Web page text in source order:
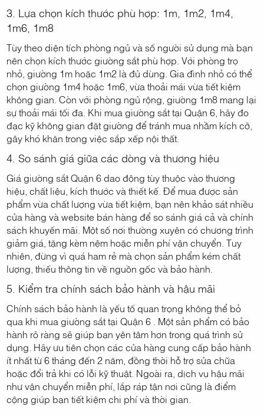
3. Lựa chọn kích thước phù hợp: 1m, 1m2, 1m4,
1m6, 1m8
Tùy theo diện tích phòng ngủ và số người sử dụng mà bạn
nên chọn kích thước giường sắt phù hợp. Với phòng trọ
nhỏ, giường 1m hoặc 1m2 là đủ dùng. Gia đình nhỏ có thể
chọn giường 1m4 hoặc 1m6, vừa thoải mái vừa tiết kiệm
không gian. Còn với phòng ngủ rộng, giường 1m8 mang lại
sự thoải mái tối đa. Khi mua giường sắt tại Quận 6, hãy đo
đạc kỹ không gian đặt giường để tránh mua nhầm kích cỡ,
gây khó khăn trong việc sắp xếp nội thất.
4. So sánh giá giữa các dòng và thương hiệu
Giá giường sắt Quận 6 dao động tùy thuộc vào thương
hiệu, chất liệu, kích thước và thiết kế. Để mua được sản
phẩm vừa chất lượng vừa tiết kiệm, bạn nên khảo sát nhiều
cửa hàng và website bán hàng để so sánh giá cả và chính
sách khuyến mãi. Một số nơi thường xuyên có chương trình
giảm giá, tặng kèm nệm hoặc miễn phí vận chuyển. Tuy
nhiên, đừng vì quá ham rẻ mà chọn sản phẩm kém chất
lượng, thiếu thông tin về nguồn gốc và bảo hành.
5. Kiểm tra chính sách bảo hành và hậu mãi
Chính sách bảo hành là yếu tố quan trọng không thể bỏ
qua khi mua giường sắt tại Quận 6 . Một sản phẩm có bảo
hành rõ ràng sẽ giúp bạn yên tâm hơn trong quá trình sử
dụng. Hãy ưu tiên chọn các cửa hàng cung cấp bảo hành
ít nhất từ 6 tháng đến 2 năm, đồng thời hỗ trợ sửa chữa
hoặc đổi trả khi có lỗi kỹ thuật. Ngoài ra, dịch vụ hậu mãi
như vận chuyển miễn phí, lắp ráp tận nơi cũng là điểm
cộng giúp bạn tiết kiệm chi phí và thời gian.